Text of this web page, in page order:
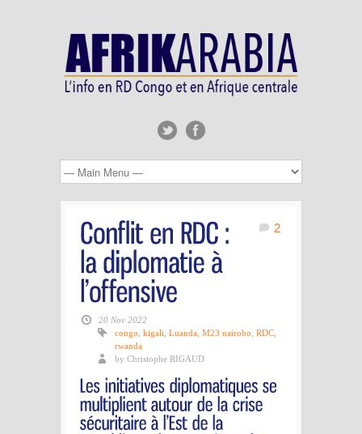
2
20 Nov 2022
congo kigali Luanda M23 nairobo RDC
rwanda
by Christophe RIGAUD